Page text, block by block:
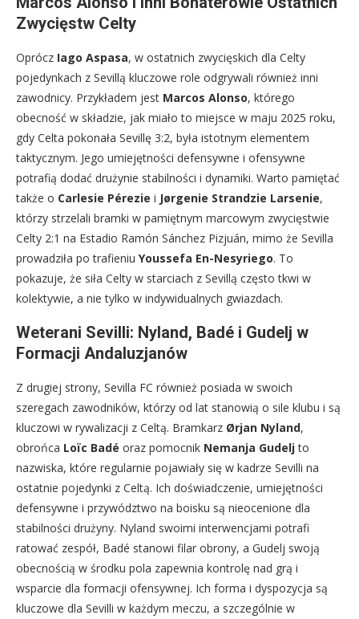
Zwycięstw Celty
Oprócz Iago Aspasa, w ostatnich zwycięskich dla Celty
pojedynkach z Sevillą kluczowe role odgrywali również inni
zawodnicy. Przykładem jest Marcos Alonso, którego
obecność w składzie, jak miało to miejsce w maju 2025 roku,
gdy Celta pokonała Sevillę 3:2, była istotnym elementem
taktycznym. Jego umiejętności defensywne i ofensywne
potrafią dodać drużynie stabilności i dynamiki. Warto pamiętać
także o Carlesie Pérezie i Jørgenie Strandzie Larsenie,
którzy strzelali bramki w pamiętnym marcowym zwycięstwie
Celty 2:1 na Estadio Ramón Sánchez Pizjuán, mimo że Sevilla
prowadziła po trafieniu Youssefa En-Nesyriego. To
pokazuje, że siła Celty w starciach z Sevillą często tkwi w
kolektywie, a nie tylko w indywidualnych gwiazdach.
Weterani Sevilli: Nyland, Badé i Gudelj w
Formacji Andaluzjanów
Z drugiej strony, Sevilla FC również posiada w swoich
szeregach zawodników, którzy od lat stanowią o sile klubu i są
kluczowi w rywalizacji z Celtą. Bramkarz Ørjan Nyland,
obrońca Loïc Badé oraz pomocnik Nemanja Gudeljto
nazwiska, które regularnie pojawiały się w kadrze Sevilli na
ostatnie pojedynki z Celtą. Ich doświadczenie, umiejętności
defensywne i przywództwo na boisku są nieocenione dla
stabilności drużyny. Nyland swoimi interwencjami potrafi
ratować zespół, Badé stanowi filar obrony, a Gudelj swoją
obecnością w środku pola zapewnia kontrolę nad grą i
wsparcie dla formacji ofensywnej. Ich forma i dyspozycja są
kluczowe dla Sevilli w każdym meczu, a szczególnie w